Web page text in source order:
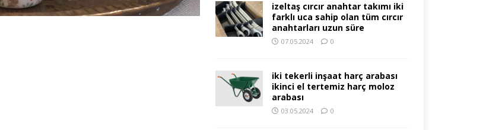
izeltaş cırcır anahtar takımı iki
farklı uca sahip olan tüm cırcır
anahtarları uzun süre
07.05.2024 0
iki tekerli inşaat harç arabası
ikinci el tertemiz harç moloz
arabası
03.05.2024 0